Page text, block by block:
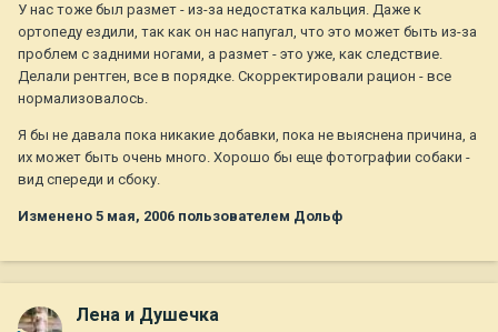
У нас тоже был размет - из-за недостатка кальция. Даже к
ортопеду ездили, так как он нас напугал, что это может быть из-за
проблем с задними ногами, а размет - это уже, как следствие.
Делали рентген, все в порядке. Скорректировали рацион - все
нормализовалось.
Я бы не давала пока никакие добавки, пока не выяснена причина, а
их может быть очень много. Хорошо бы еще фотографии собаки -
вид спереди и сбоку.
Изменено 5 мая, 2006 пользователем Дольф
Лена и Душечка